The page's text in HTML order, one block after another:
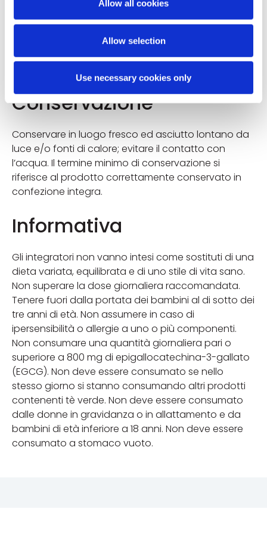
Allow all cookies
Allow selection
Use necessary cookies only
95% in baicalina; Maltodestrine; Agenti di rivestimento:
Idrossipropilmetilcellulosa, Talco, Polietilenglicole;
Colorante: Complessi rameici delle clorofilline.
Conservazione
Conservare in luogo fresco ed asciutto lontano da
luce e/o fonti di calore; evitare il contatto con
l’acqua. Il termine minimo di conservazione si
riferisce al prodotto correttamente conservato in
confezione integra.
Informativa
Gli integratori non vanno intesi come sostituti di una
dieta variata, equilibrata e di uno stile di vita sano.
Non superare la dose giornaliera raccomandata.
Tenere fuori dalla portata dei bambini al di sotto dei
tre anni di età. Non assumere in caso di
ipersensibilità o allergie a uno o più componenti.
Non consumare una quantità giornaliera pari o
superiore a 800 mg di epigallocatechina-3-gallato
(EGCG). Non deve essere consumato se nello
stesso giorno si stanno consumando altri prodotti
contenenti tè verde. Non deve essere consumato
dalle donne in gravidanza o in allattamento e da
bambini di età inferiore a 18 anni. Non deve essere
consumato a stomaco vuoto.